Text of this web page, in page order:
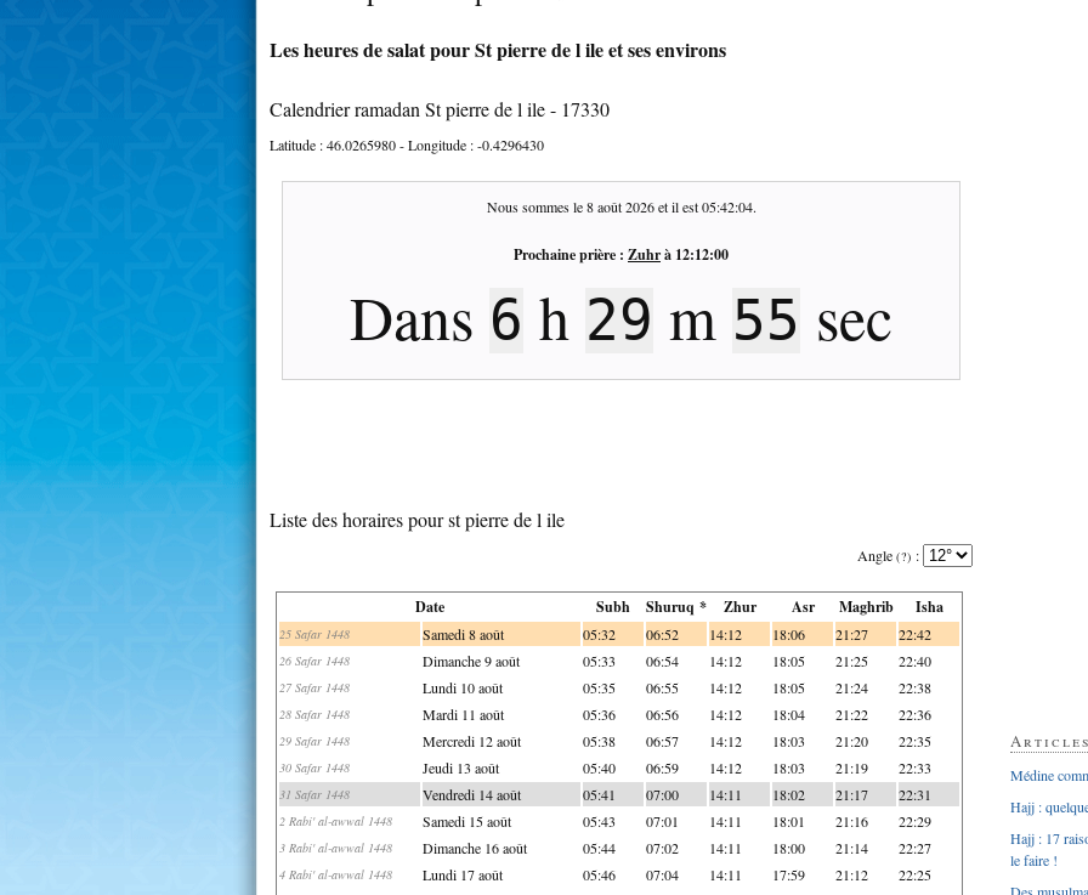
Les heures de salat pour St pierre de l ile et ses environs
Calendrier ramadan St pierre de l ile - 17330
Latitude :46.0265980- Longitude :-0.4296430
Nous sommes le8 août 2026et il est05:42:05.
Prochaine prière : Zuhrà 12:12:00
Dans 6 h 29 m 54 sec
Liste des horaires pour st pierre de l ile
Angle (?) :
Date Subh Shuruq * Zhur Asr Maghrib Isha
25 Safar 1448 Samedi 8 août 05:32 06:52 14:12 18:06 21:27 22:42
26 Safar 1448 Dimanche 9 août 05:33 06:54 14:12 18:05 21:25 22:40
27 Safar 1448 Lundi 10 août 05:35 06:55 14:12 18:05 21:24 22:38
28 Safar 1448 Mardi 11 août 05:36 06:56 14:12 18:04 21:22 22:36
29 Safar 1448 Mercredi 12 août 05:38 06:57 14:12 18:03 21:20 22:35
30 Safar 1448 Jeudi 13 août 05:40 06:59 14:12 18:03 21:19 22:33
31 Safar 1448 Vendredi 14 août 05:41 07:00 14:11 18:02 21:17 22:31
2 Rabi' al-awwal 1448 Samedi 15 août 05:43 07:01 14:11 18:01 21:16 22:29
3 Rabi' al-awwal 1448 Dimanche 16 août 05:44 07:02 14:11 18:00 21:14 22:27
4 Rabi' al-awwal 1448 Lundi 17 août 05:46 07:04 14:11 17:59 21:12 22:25
Médine
Hajj :
Hajj : 17
le faire !